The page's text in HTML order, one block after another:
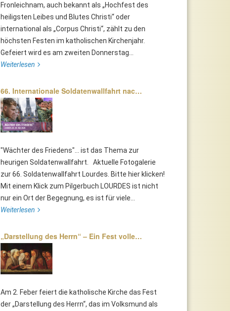
Fronleichnam, auch bekannt als „Hochfest des
heiligsten Leibes und Blutes Christi“ oder
international als „Corpus Christi“, zählt zu den
höchsten Festen im katholischen Kirchenjahr.
Gefeiert wird es am zweiten Donnerstag...
Weiterlesen
66. Internationale Soldatenwallfahrt nac…
"Wächter des Friedens"... ist das Thema zur
heurigen Soldatenwallfahrt. Aktuelle Fotogalerie
zur 66. Soldatenwallfahrt Lourdes. Bitte hier klicken!
Mit einem Klick zum Pilgerbuch LOURDES ist nicht
nur ein Ort der Begegnung, es ist für viele...
Weiterlesen
„Darstellung des Herrn“ – Ein Fest volle…
Am 2. Feber feiert die katholische Kirche das Fest
der „Darstellung des Herrn“, das im Volksmund als